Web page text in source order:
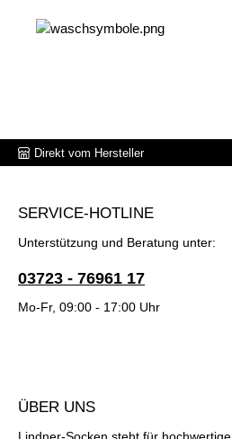
Direkt vom Hersteller
SERVICE-HOTLINE
Unterstützung und Beratung unter:
03723 - 76961 17
Mo-Fr, 09:00 - 17:00 Uhr
ÜBER UNS